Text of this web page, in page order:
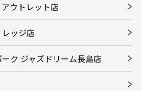
ウトレット店
ッジ店
ク ジャズドリーム長島店